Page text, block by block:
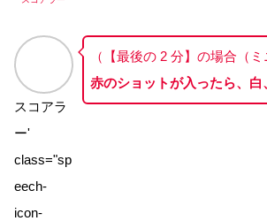
スコアラ
ー'
class="sp
eech-
icon-
（【最後の 2 分】の場合（ミ
赤のショットが入ったら、白